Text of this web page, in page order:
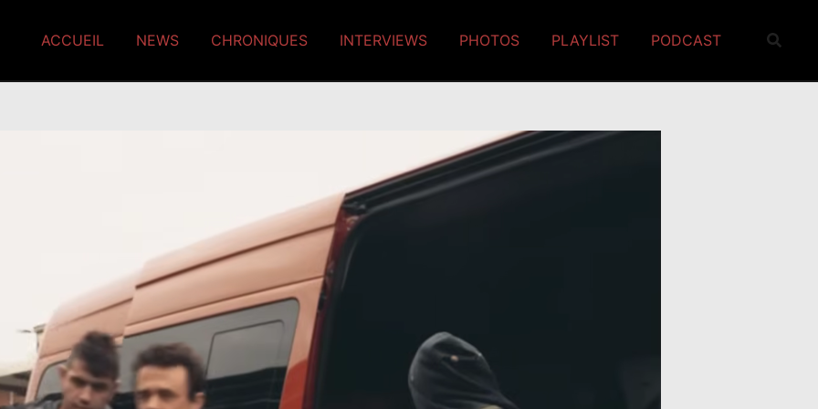
ACCUEIL NEWS CHRONIQUES INTERVIEWS PHOTOS PLAYLIST PODCAST